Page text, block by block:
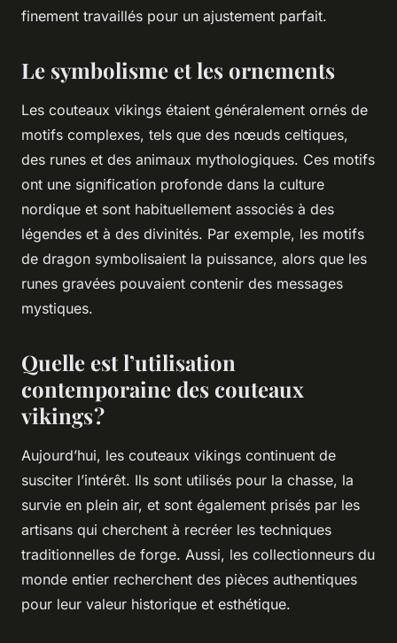
finement travaillés pour un ajustement parfait.
Le symbolisme et les ornements
Les couteaux vikings étaient généralement ornés de
motifs complexes, tels que des nœuds celtiques,
des runes et des animaux mythologiques. Ces motifs
ont une signification profonde dans la culture
nordique et sont habituellement associés à des
légendes et à des divinités. Par exemple, les motifs
de dragon symbolisaient la puissance, alors que les
runes gravées pouvaient contenir des messages
mystiques.
Quelle est l’utilisation
contemporaine des couteaux
vikings ?
Aujourd’hui, les couteaux vikings continuent de
susciter l’intérêt. Ils sont utilisés pour la chasse, la
survie en plein air, et sont également prisés par les
artisans qui cherchent à recréer les techniques
traditionnelles de forge. Aussi, les collectionneurs du
monde entier recherchent des pièces authentiques
pour leur valeur historique et esthétique.